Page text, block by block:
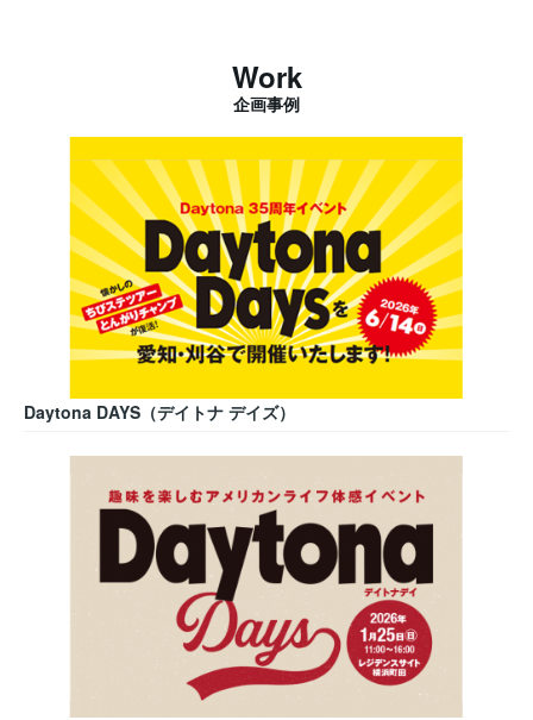
Work
企画事例
Daytona DAYS（デイトナ デイズ）